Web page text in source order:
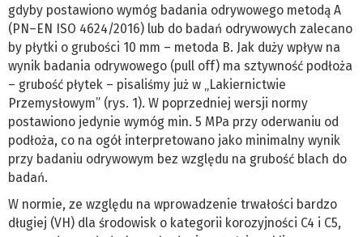
gdyby postawiono wymóg badania odrywowego metodą A
(PN–EN ISO 4624/2016) lub do badań odrywowych zalecano
by płytki o grubości 10 mm – metoda B. Jak duży wpływ na
wynik badania odrywowego (pull off) ma sztywność podłoża
– grubość płytek – pisaliśmy już w „Lakiernictwie
Przemysłowym” (rys. 1). W poprzedniej wersji normy
postawiono jedynie wymóg min. 5 MPa przy oderwaniu od
podłoża, co na ogół interpretowano jako minimalny wynik
przy badaniu odrywowym bez względu na grubość blach do
badań.
W normie, ze względu na wprowadzenie trwałości bardzo
długiej (VH) dla środowisk o kategorii korozyjności C4 i C5,